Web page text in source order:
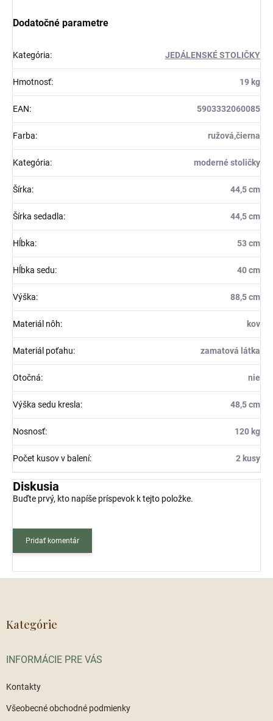
Dodatočné parametre
Kategória: JEDÁLENSKÉ STOLIČKY
Hmotnosť: 19 kg
EAN: 5903332060085
Farba: ružová,čierna
Kategória: moderné stoličky
Šírka: 44,5 cm
Šírka sedadla: 44,5 cm
Hĺbka: 53 cm
Hĺbka sedu: 40 cm
Výška: 88,5 cm
Materiál nôh: kov
Materiál poťahu: zamatová látka
Otočná: nie
Výška sedu kresla: 48,5 cm
Nosnosť: 120 kg
Počet kusov v balení: 2 kusy
Diskusia
Buďte prvý, kto napíše príspevok k tejto položke.
Pridať komentár
Kategórie
INFORMÁCIE PRE VÁS
Kontakty
Všeobecné obchodné podmienky